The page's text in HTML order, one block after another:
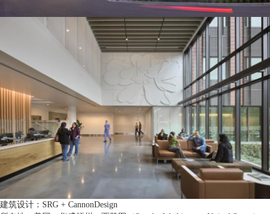
建筑设计：SRG + CannonDesign